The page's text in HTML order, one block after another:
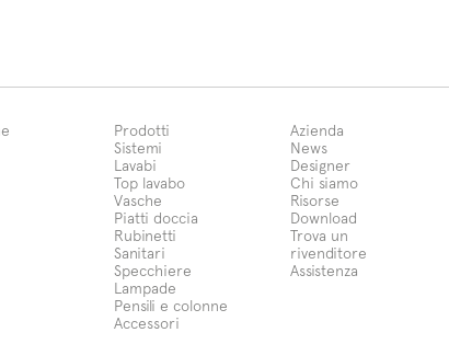
Prodotti
Sistemi
Lavabi
Top lavabo
Vasche
Piatti doccia
Rubinetti
Sanitari
Specchiere
Lampade
Pensili e colonne
Accessori
Azienda
News
Designer
Chi siamo
Risorse
Download
Trova un
rivenditore
Assistenza